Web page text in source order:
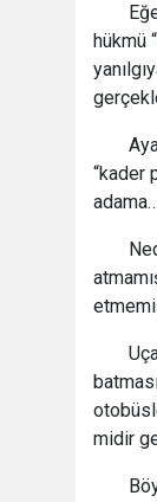
hükmü
“kader
adama…
midir